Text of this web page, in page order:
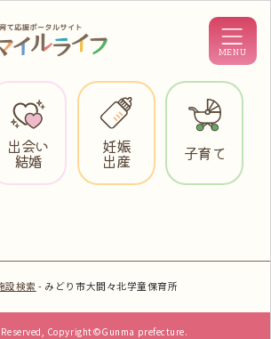
出会い
結婚
妊娠
出産 子育て
設検索 - みどり市大間々北学童保育所
Copyright©Gunma prefecture.